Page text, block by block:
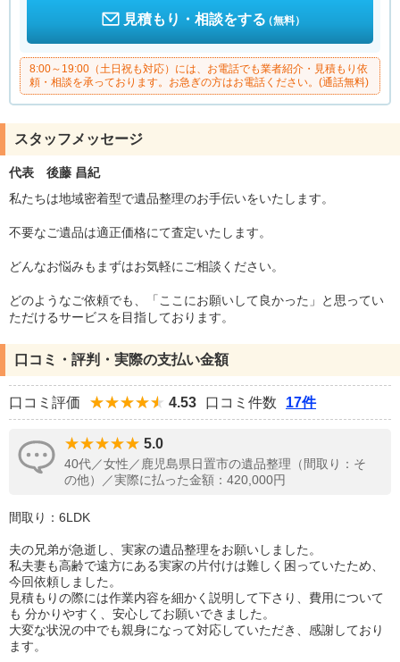
見積もり・相談をする（無料）
8:00～19:00（土日祝も対応）には、お電話でも業者紹介・見積もり依
頼・相談を承っております。お急ぎの方はお電話ください。(通話無料)
スタッフメッセージ
代表 後藤 昌紀
私たちは地域密着型で遺品整理のお手伝いをいたします。
不要なご遺品は適正価格にて査定いたします。
どんなお悩みもまずはお気軽にご相談ください。
どのようなご依頼でも、「ここにお願いして良かった」と思ってい
ただけるサービスを目指しております。
口コミ・評判・実際の支払い金額
口コミ評価 4.53 口コミ件数 17件
5.0
40代／女性／鹿児島県日置市の遺品整理（間取り：そ
の他）／実際に払った金額：420,000円
間取り：6LDK
夫の兄弟が急逝し、実家の遺品整理をお願いしました。
私夫妻も高齢で遠方にある実家の片付けは難しく困っていたため、
今回依頼しました。
見積もりの際には作業内容を細かく説明して下さり、費用について
も 分かりやすく、安心してお願いできました。
大変な状況の中でも親身になって対応していただき、感謝しており
ます。